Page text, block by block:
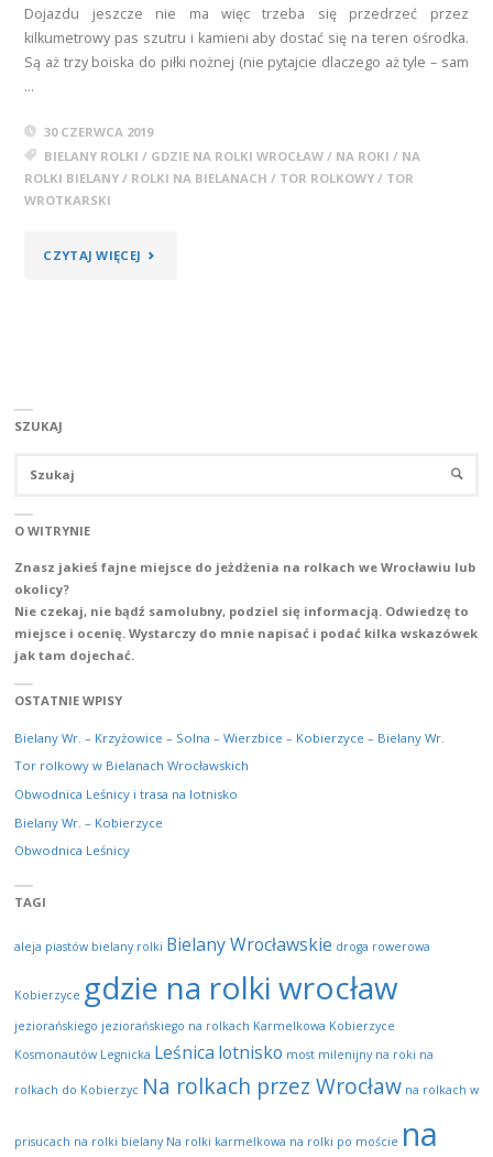
Dojazdu jeszcze nie ma więc trzeba się przedrzeć przez
kilkumetrowy pas szutru i kamieni aby dostać się na teren ośrodka.
Są aż trzy boiska do piłki nożnej (nie pytajcie dlaczego aż tyle – sam
…
30 CZERWCA 2019
BIELANY ROLKI / GDZIE NA ROLKI WROCŁAW / NA ROKI / NA
ROLKI BIELANY / ROLKI NA BIELANACH / TOR ROLKOWY / TOR
WROTKARSKI
CZYTAJ WIĘCEJ "TOR
SZUKAJ
O WITRYNIE
Znasz jakieś fajne miejsce do jeżdżenia na rolkach we Wrocławiu lub
okolicy?
Nie czekaj, nie bądź samolubny, podziel się informacją. Odwiedzę to
miejsce i ocenię. Wystarczy do mnie napisać i podać kilka wskazówek
jak tam dojechać.
OSTATNIE WPISY
Bielany Wr. – Krzyżowice – Solna – Wierzbice – Kobierzyce – Bielany Wr.
Tor rolkowy w Bielanach Wrocławskich
Obwodnica Leśnicy i trasa na lotnisko
Bielany Wr. – Kobierzyce
Obwodnica Leśnicy
TAGI
aleja piastów bielany rolki Bielany Wrocławskie droga rowerowa
Kobierzyce gdzie na rolki wrocław
jeziorańskiego jeziorańskiego na rolkach Karmelkowa Kobierzyce
Kosmonautów Legnicka Leśnica lotnisko most milenijny na roki na
rolkach do Kobierzyc Na rolkach przez Wrocław na rolkach w
prisucach na rolki bielany Na rolki karmelkowa na rolki po moście na